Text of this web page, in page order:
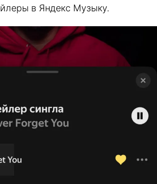
в Яндекс Музыку.